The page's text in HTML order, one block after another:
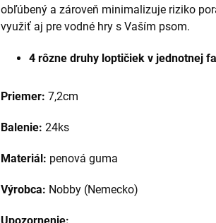
obľúbený a zároveň minimalizuje riziko
využiť aj pre vodné hry s Vaším psom.
4 rôzne druhy loptičiek v jednotnej
Priemer: 7,2cm
Balenie: 24ks
Materiál: penová guma
Výrobca: Nobby (Nemecko)